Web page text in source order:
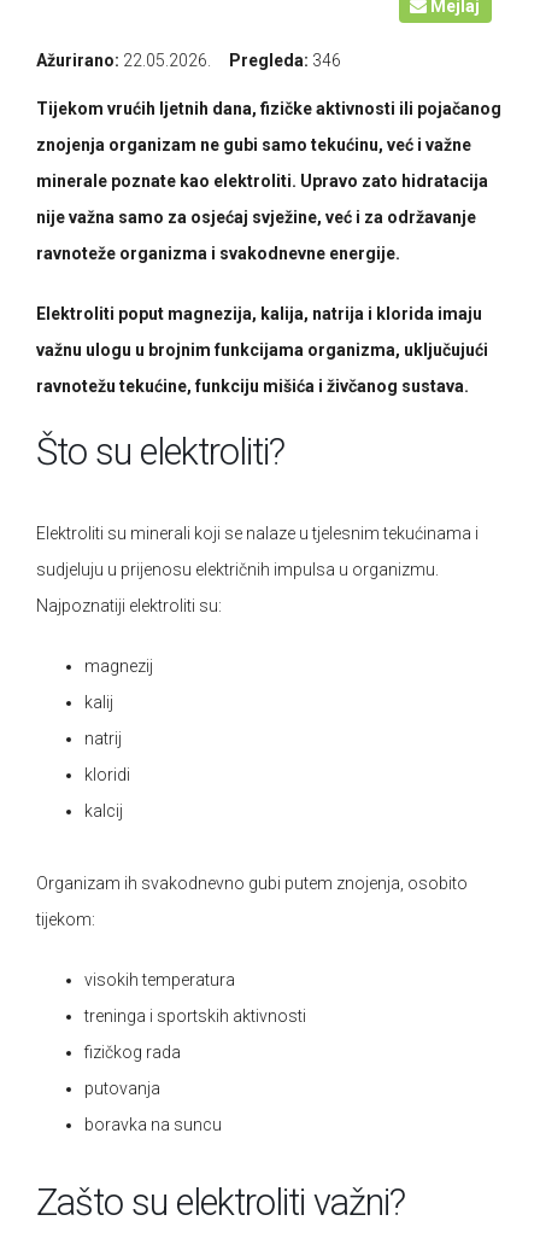
Mejlaj
Ažurirano: 22.05.2026. Pregleda: 346
Tijekom vrućih ljetnih dana, fizičke aktivnosti ili pojačanog
znojenja organizam ne gubi samo tekućinu, već i važne
minerale poznate kao elektroliti. Upravo zato hidratacija
nije važna samo za osjećaj svježine, već i za održavanje
ravnoteže organizma i svakodnevne energije.
Elektroliti poput magnezija, kalija, natrija i klorida imaju
važnu ulogu u brojnim funkcijama organizma, uključujući
ravnotežu tekućine, funkciju mišića i živčanog sustava.
Što su elektroliti?
Elektroliti su minerali koji se nalaze u tjelesnim tekućinama i
sudjeluju u prijenosu električnih impulsa u organizmu.
Najpoznatiji elektroliti su:
magnezij
kalij
natrij
kloridi
kalcij
Organizam ih svakodnevno gubi putem znojenja, osobito
tijekom:
visokih temperatura
treninga i sportskih aktivnosti
fizičkog rada
putovanja
boravka na suncu
Zašto su elektroliti važni?
Pčelinji proizvodi
Vitamini i minerali, antioksidansi
Radionice